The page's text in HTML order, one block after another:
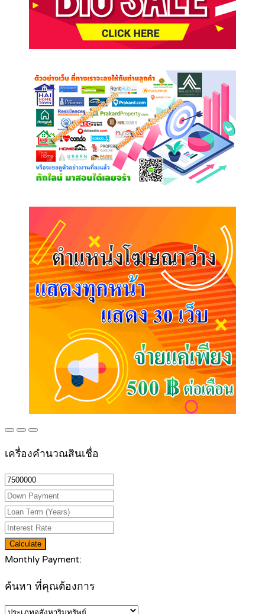
เครื่องคำนวณสินเชื่อ
Calculate
Monthly Payment:
ค้นหา ที่คุณต้องการ